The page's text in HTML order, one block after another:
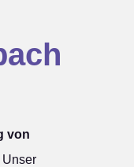
von
Unser